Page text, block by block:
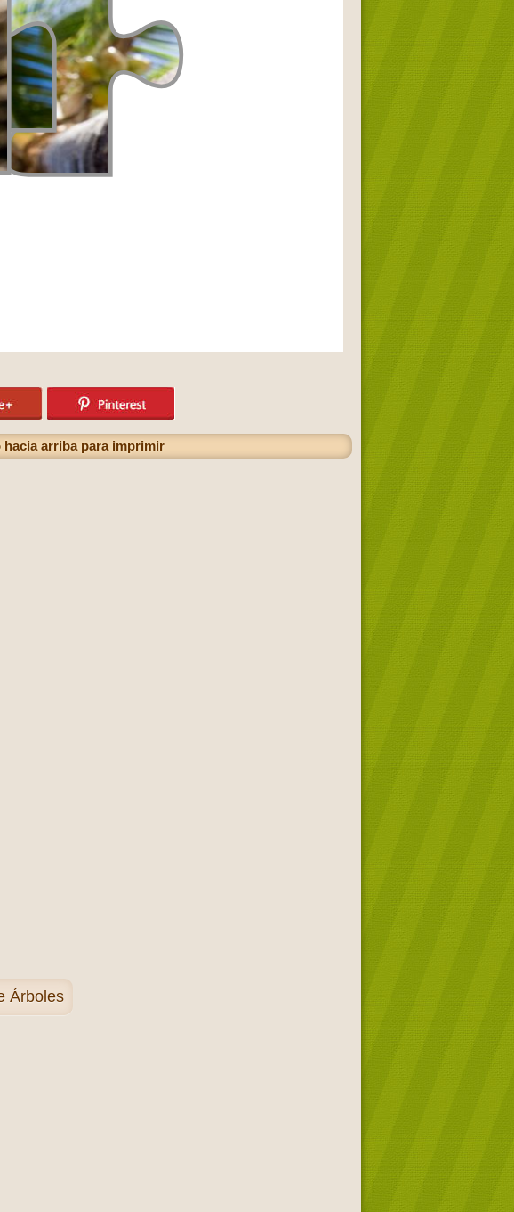
arriba para imprimir
Árboles